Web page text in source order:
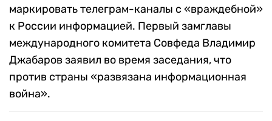
маркировать телеграм-каналы с «враждебной»
к России информацией. Первый замглавы
международного комитета Совфеда Владимир
Джабаров заявил во время заседания, что
против страны «развязана информационная
война».